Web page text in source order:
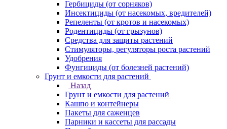
Гербициды (от сорняков)
Инсектициды (от насекомых, вредителей)
Репеленты (от кротов и насекомых)
Родентициды (от грызунов)
Средства для защиты растений
Стимуляторы, регуляторы роста растений
Удобрения
Фунгициды (от болезней растений)
Грунт и емкости для растений
Назад
Грунт и емкости для растений
Кашпо и контейнеры
Пакеты для саженцев
Парники и кассеты для рассады